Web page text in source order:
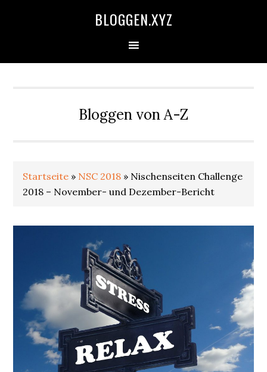
BLOGGEN.XYZ
Bloggen von A-Z
Startseite » NSC 2018 » Nischenseiten Challenge
2018 – November- und Dezember-Bericht